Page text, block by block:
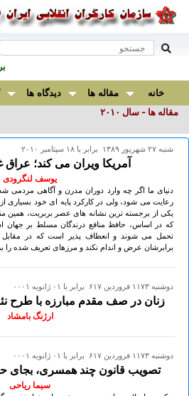
خانه مقاله ها دیدگاه ها
مقاله ها - سال ۲٠۱٠
شنبه ۲۷ شهريور ۱۳۸۹ برابر با ۱۸ سپتامبر ۲۰۱۰
آمریکا ویران می کند؛
یوسف لنگرودی
دنیای ما اگر چه وارد دوران مدرن و آگاهی
رعایت می شود، ولی در کارکرد پایه ای خود بسیاری از
یکی از برجسته ترین نشانه های عصر بربریت، همین
که در اساس، حافظ منافع درندگان مسلط بر جهان
تحمل می شوند و انعطاف پذیر است که در مقابل
برابرشان عرض و اندام نکند و مرزهای تعریف شده را
دوشنبه ۱۱۷۳ فروردين ۶۱۷ برابر با ۰۱ ژانويه ۰۰۰۱
زنان در صف مقدم مبارزه با طرح
ارژنگ بامشاد
دوشنبه ۱۱۷۳ فروردين ۶۱۷ برابر با ۰۱ ژانويه ۰۰۰۱
تصویب قانون چند همسری، بجای
سیما ریاحی